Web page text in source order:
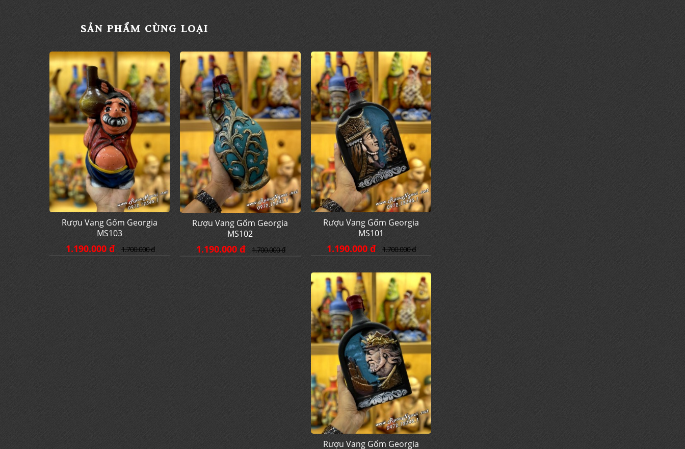
SẢN PHẨM CÙNG LOẠI
Rượu Vang Gốm Georgia
MS103
1.190.000 đ 1.700.000 đ
Rượu Vang Gốm Georgia
MS102
1.190.000 đ 1.700.000 đ
Rượu Vang Gốm Georgia
MS101
1.190.000 đ 1.700.000 đ
Rượu Vang Gốm Georgia